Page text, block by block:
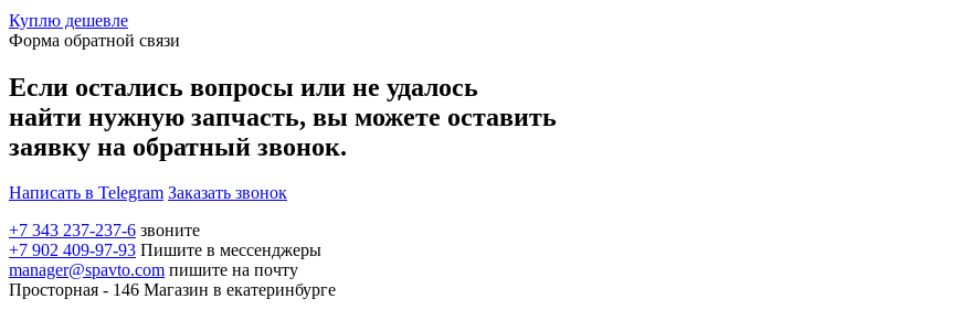
Куплю дешевле
Форма обратной связи
Если остались вопросы или не удалось
найти нужную запчасть, вы можете оставить
заявку на обратный звонок.
Написать в Telegram Заказать звонок
+7 343 237-237-6 звоните
+7 902 409-97-93 Пишите в мессенджеры
manager@spavto.com пишите на почту
Просторная - 146 Магазин в екатеринбурге